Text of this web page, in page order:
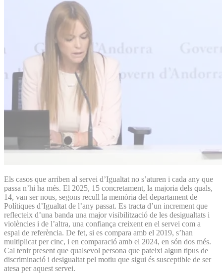
Els casos que arriben al servei d’Igualtat no s’aturen i cada any que
passa n’hi ha més. El 2025, 15 concretament, la majoria dels quals,
14, van ser nous, segons recull la memòria del departament de
Polítiques d’Igualtat de l’any passat. Es tracta d’un increment que
reflecteix d’una banda una major visibilització de les desigualtats i
violències i de l’altra, una confiança creixent en el servei com a
espai de referència. De fet, si es compara amb el 2019, s’han
multiplicat per cinc, i en comparació amb el 2024, en són dos més.
Cal tenir present que qualsevol persona que pateixi algun tipus de
discriminació i desigualtat pel motiu que sigui és susceptible de ser
atesa per aquest servei.